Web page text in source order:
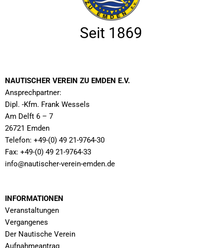
Seit 1869
NAUTISCHER VEREIN ZU EMDEN E.V.
Ansprechpartner:
Dipl. -Kfm. Frank Wessels
Am Delft 6 – 7
26721 Emden
Telefon: +49-(0) 49 21-9764-30
Fax: +49-(0) 49 21-9764-33
info@nautischer-verein-emden.de
INFORMATIONEN
Veranstaltungen
Vergangenes
Der Nautische Verein
Aufnahmeantrag